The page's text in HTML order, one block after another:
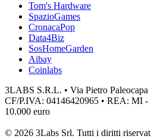
Tom's Hardware
SpazioGames
CronacaPop
Data4Biz
SosHomeGarden
Aibay
Coinlabs
3LABS S.R.L. • Via Pietro
CF/P.IVA: 04146420965 • REA: MI -
10.000 euro
© 2026 3Labs Srl. Tutti i diritti